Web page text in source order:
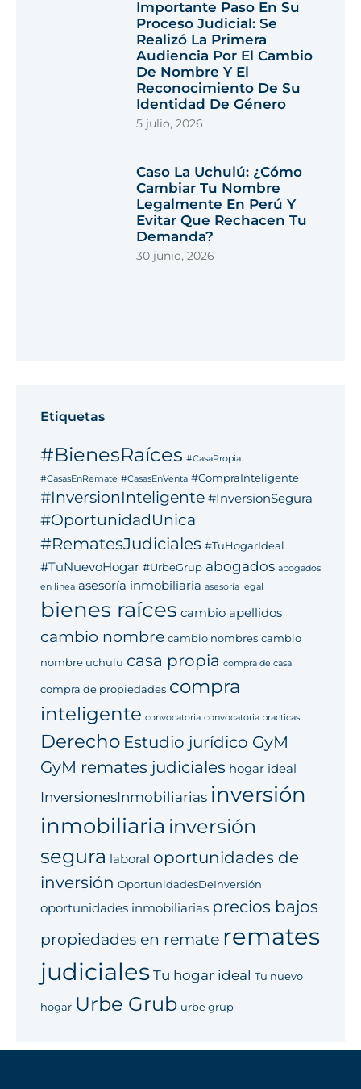
Importante Paso En Su
Proceso Judicial: Se
Realizó La Primera
Audiencia Por El Cambio
De Nombre Y El
Reconocimiento De Su
Identidad De Género
5 julio, 2026
Caso La Uchulú: ¿cómo
Cambiar Tu Nombre
Legalmente En Perú Y
Evitar Que Rechacen Tu
Demanda?
30 junio, 2026
Etiquetas
#BienesRaíces #CasaPropia
#CasasEnRemate #CasasEnVenta #CompraInteligente
#InversionInteligente #InversionSegura
#OportunidadUnica
#RematesJudiciales #TuHogarIdeal
#TuNuevoHogar #UrbeGrup abogados abogados
en linea asesoría inmobiliaria asesoría legal
bienes raíces cambio apellidos
cambio nombre cambio nombres cambio
nombre uchulu casa propia compra de casa
compra de propiedades compra
inteligente convocatoria convocatoria practicas
Derecho Estudio jurídico GyM
GyM remates judiciales hogar ideal
InversionesInmobiliarias inversión
inmobiliaria inversión
segura laboral oportunidades de
inversión OportunidadesDeInversión
oportunidades inmobiliarias precios bajos
propiedades en remate remates
judicialesTu hogar ideal Tu nuevo
hogar Urbe Grub urbe grup